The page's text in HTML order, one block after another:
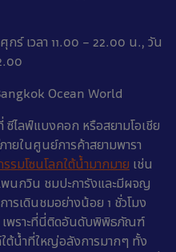
ร์ เวลา 11.00 – 22.00 น., วัน
Ocean World
ซีไลฟ์แบงคอก หรือสยามโอเชีย
ายในศูนย์การค้าสยามพารา
รมโซนโลกใต้น้ำมากมาย เช่น
พนกวิน ชมปะการังและมีผจญ
ารเดินชมอย่างน้อย 1 ชั่วโมง
พราะที่นี่ติดอันดับพิพิธภัณฑ์
ต้น้ำที่ใหญ่อลังการมากๆ ทั้ง